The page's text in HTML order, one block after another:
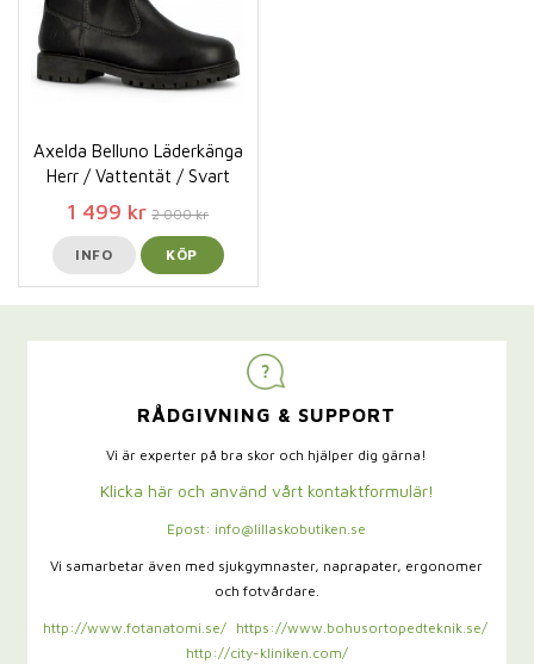
Axelda Belluno Läderkänga
Herr / Vattentät / Svart
1 499 kr 2 000 kr
INFO KÖP
RÅDGIVNING & SUPPORT
Vi är experter på bra skor och hjälper dig gärna!
Klicka här och använd vårt kontaktformulär!
Epost: info@lillaskobutiken.se
Vi samarbetar även med sjukgymnaster, naprapater, ergonomer
och fotvårdare.
http://www.fotanatomi.se/
https://www.bohusortopedteknik.se/
http://city-kliniken.com/